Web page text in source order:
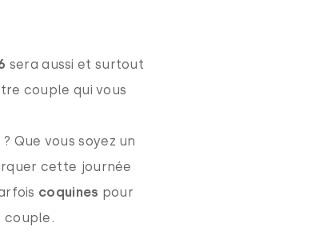
sera aussi et surtout
couple qui vous
Que vous soyez un
cette journée
coquines pour
couple.